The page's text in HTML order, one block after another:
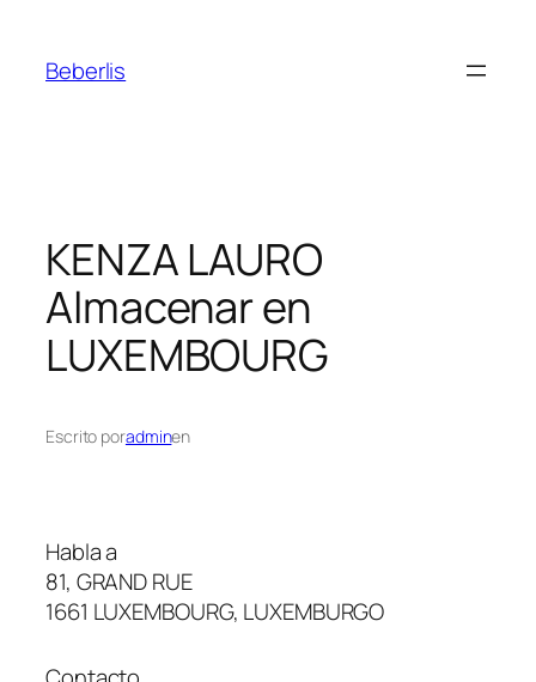
Beberlis
KENZA LAURO
Almacenar en
LUXEMBOURG
Escrito poradminen
Habla a
81, GRAND RUE
1661 LUXEMBOURG, LUXEMBURGO